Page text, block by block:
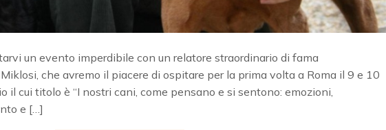
un evento imperdibile con un relatore straordinario di fama
che avremo il piacere di ospitare per la prima volta a Roma il 9 e 10
il cui titolo è “I nostri cani, come pensano e si sentono: emozioni,
e […]